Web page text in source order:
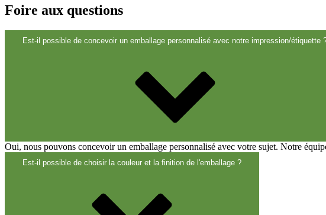
Fermetures(173)
Foire aux questions
Est-il possible de concevoir un emballage personnalisé avec notre impression/étiquette
Oui, nous pouvons concevoir un emballage personnalisé avec votre sujet. Notre
Est-il possible de choisir la couleur et la finition de l'emballage ?